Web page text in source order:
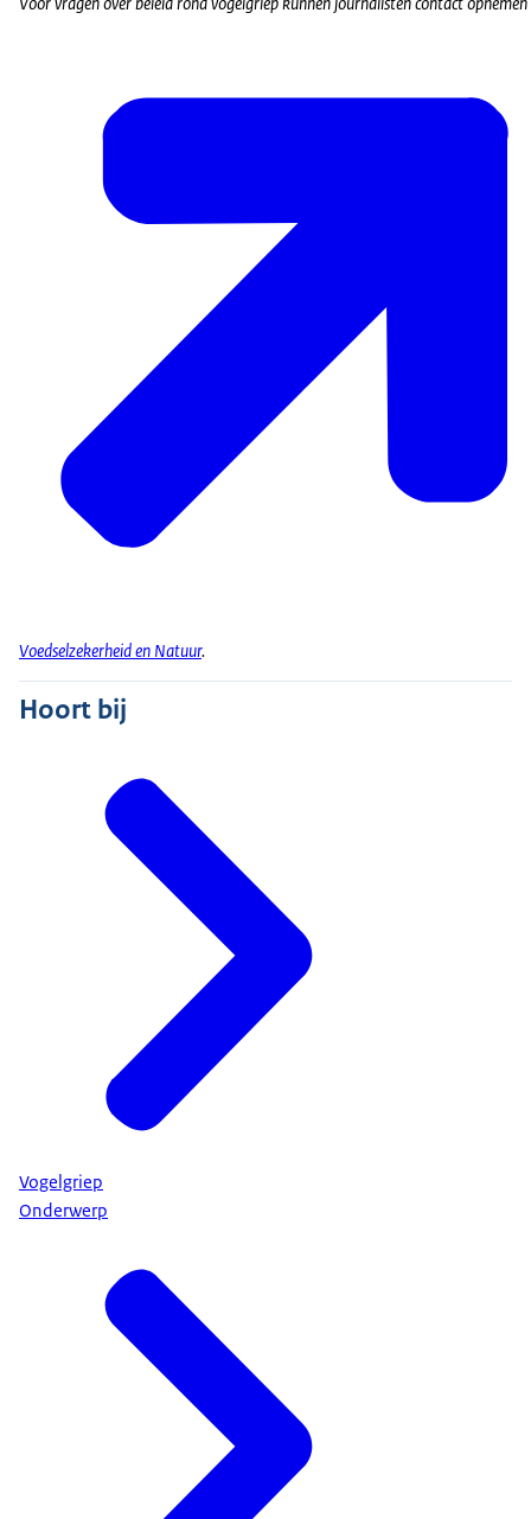
Voedselzekerheid en Natuur.
Hoort bij
Vogelgriep
Onderwerp